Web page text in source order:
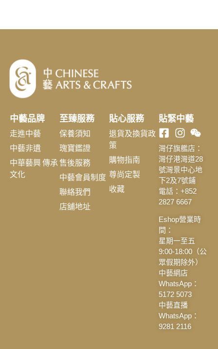
中藝品牌
走進中藝
中藝非遺
中華藝興 傳承
文化
至臻服務
保養須知
瑰寶鑑證
售後服務
中藝會員制度
聯絡我們
店舖地址
貼心服務
退貨及換貨政
策
購物指南
尊尚定製
收藏
貼緊中藝
灣仔旗艦店：
灣仔港灣道28
號灣景中心地
下2及7號鋪
電話：+852
2827 6667
Eshop營業時
間：
星期一至五
9:00-18:00（公
眾假期除外）
中藝網店
WhatsApp：
5172 5073
中藝直播
WhatsApp：
9281 2116